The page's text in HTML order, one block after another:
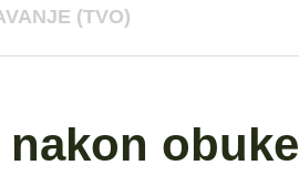
(TVO)
obuke